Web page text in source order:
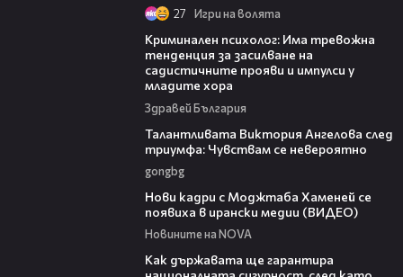
27 Игри на волята
Криминален психолог: Има тревожна
тенденция за засилване на
садистичните прояви и импулси у
младите хора
Здравей България
Талантливата Виктория Ангелова след
триумфа: Чувствам се невероятно
gongbg
Нови кадри с Моджтаба Хаменей се
появиха в ирански медии (ВИДЕО)
Новините на NOVA
Как държавата ще гарантира